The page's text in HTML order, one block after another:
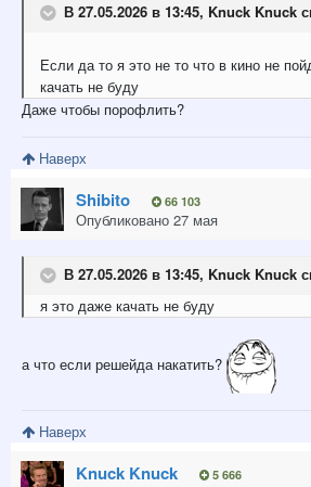
В 27.05.2026 в 13:45, Knuck Knuck
Если да то я это не то что в кино не
качать не буду
Даже чтобы порофлить?
Наверх
Shibito 66 103
Опубликовано 27 мая
В 27.05.2026 в 13:45, Knuck Knuck
я это даже качать не буду
а что если решейда накатить?
Наверх
Knuck Knuck 5 666